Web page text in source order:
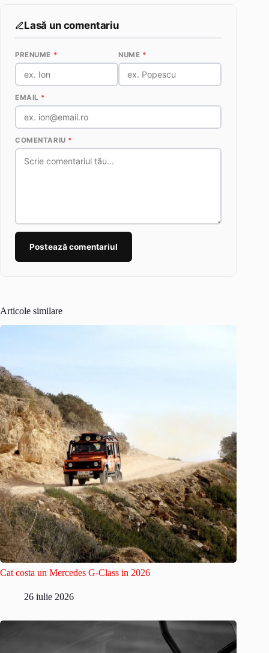
Lasă un comentariu
PRENUME * NUME *
EMAIL *
COMENTARIU *
Postează comentariul
Articole similare
Cat costa un Mercedes G-Class in 2026
26 iulie 2026